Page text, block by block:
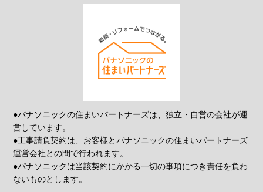
●パナソニックの住まいパートナーズは、独立・自営の会社が運
営しています。
●工事請負契約は、お客様とパナソニックの住まいパートナーズ
運営会社との間で行われます。
●パナソニックは当該契約にかかる一切の事項につき責任を負わ
ないものとします。